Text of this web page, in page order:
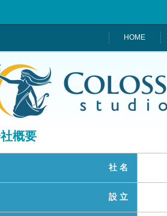
HOME
概要
社 名
設 立